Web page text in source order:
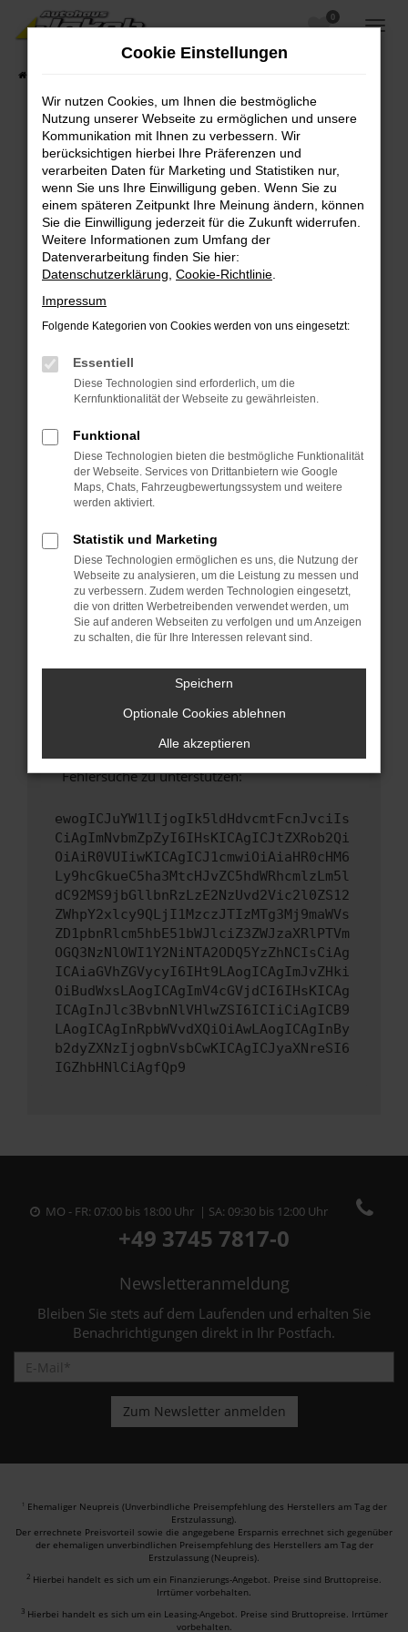
Zum
Hauptinhalt
0
Fehler: Network Error
Beim Laden ist ein Fehler aufgetreten.
Hier sind ein paar Tipps, die dir helfen können:
Überprüfe deine Firewall und deine
Internetverbindung.
Laden andere Webseiten, zum Beispiel deine
Suchmaschine?
Prüfe deine Browsererweiterungen.
Manche Erweiterungen, wie Werbeblocker,
können das Laden bestimmter Seiten
verhindern. Funktioniert die Seite in einem
Fenster?
Starte dein Gerät neu.
Das kann manchmal helfen, vorübergehende
Probleme zu beheben.
Betriebssystem auf dem neuesten Stand
sind.
Veraltete Software birgt nicht nur ein
Sicherheitsrisiko, sondern kann auch dazu
führen, dass bestimmte Funktionen nicht mehr
unterstützt werden.
Wende dich an den Webseitenbetreiber.
Wenn du alle oben genannten Schritte versucht
hast, kontaktiere uns bitte. Wir werden
versuchen, das Problem zu beheben. Du kannst
uns diesen Text schicken, um uns bei der
Fehlersuche zu unterstützen:
ewogICJuYW1lIjogIk5ldHdvcmtFcnJvciIs
CiAgImNvbmZpZyI6IHsKICAgICJtZXRob2Qi
OiAiR0VUIiwKICAgICJ1cmwiOiAiaHR0cHM6
Ly9hcGkueC5ha3MtcHJvZC5hdWRhcmlzLm5l
dC92MS9jbGllbnRzLzE2NzUvd2Vic2l0ZS12
ZWhpY2xlcy9QLjI1MzczJTIzMTg3Mj9maWVs
ZD1pbnRlcm5hbE51bWJlciZ3ZWJzaXRlPTVm
OGQ3NzNlOWI1Y2NiNTA2ODQ5YzZhNCIsCiAg
ICAiaGVhZGVycyI6IHt9LAogICAgImJvZHki
OiBudWxsLAogICAgImV4cGVjdCI6IHsKICAg
ICAgInJlc3BvbnNlVHlwZSI6ICIiCiAgICB9
LAogICAgInRpbWVvdXQiOiAwLAogICAgInBy
b2dyZXNzIjogbnVsbCwKICAgICJyaXNreSI6
IGZhbHNlCiAgfQp9
MO - FR: 07:00 bis 18:00 Uhr | SA: 09:30 bis 12:00 Uhr
+49 3745 7817-0
Newsletteranmeldung
Bleiben Sie stets auf dem Laufenden und erhalten Sie
Benachrichtigungen direkt in Ihr Postfach.
1 Ehemaliger Neupreis (Unverbindliche Preisempfehlung des Herstellers am Tag der
Erstzulassung).
Der errechnete Preisvorteil sowie die angegebene Ersparnis errechnet sich gegenüber
der ehemaligen unverbindlichen Preisempfehlung des Herstellers am Tag der
Erstzulassung (Neupreis).
2 Hierbei handelt es sich um ein Finanzierungs-Angebot. Preise sind Bruttopreise.
Irrtümer vorbehalten.
3 Hierbei handelt es sich um ein Leasing-Angebot. Preise sind Bruttopreise. Irrtümer
vorbehalten.
Cookie Einstellungen
Wir nutzen Cookies, um Ihnen die bestmögliche
Nutzung unserer Webseite zu ermöglichen und unsere
Kommunikation mit Ihnen zu verbessern. Wir
berücksichtigen hierbei Ihre Präferenzen und
verarbeiten Daten für Marketing und Statistiken nur,
wenn Sie uns Ihre Einwilligung geben. Wenn Sie zu
einem späteren Zeitpunkt Ihre Meinung ändern, können
Sie die Einwilligung jederzeit für die Zukunft widerrufen.
Weitere Informationen zum Umfang der
Datenverarbeitung finden Sie hier:
Datenschutzerklärung Cookie-Richtlinie
Impressum
Folgende Kategorien von Cookies werden von uns eingesetzt:
Essentiell
Diese Technologien sind erforderlich, um die
Kernfunktionalität der Webseite zu gewährleisten.
Funktional
Diese Technologien bieten die bestmögliche Funktionalität
der Webseite. Services von Drittanbietern wie Google
Maps, Chats, Fahrzeugbewertungssystem und weitere
werden aktiviert.
Statistik und Marketing
Diese Technologien ermöglichen es uns, die Nutzung der
Webseite zu analysieren, um die Leistung zu messen und
zu verbessern. Zudem werden Technologien eingesetzt,
die von dritten Werbetreibenden verwendet werden, um
Sie auf anderen Webseiten zu verfolgen und um Anzeigen
zu schalten, die für Ihre Interessen relevant sind.
Speichern
Optionale Cookies ablehnen
Alle akzeptieren